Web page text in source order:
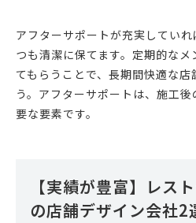
アフターサポートが充実してい
つも清潔に保てます。定期的な
てもらうことで、長期間快適な
う。アフターサポートは、施工
要な要素です。
【実績が豊富】レス
の店舗デザイン会社2